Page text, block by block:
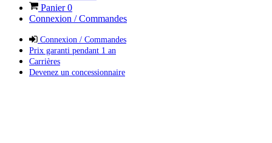
Panier0
Connexion / Commandes
Connexion / Commandes
Prix garanti pendant 1 an
Carrières
Devenez un concessionnaire